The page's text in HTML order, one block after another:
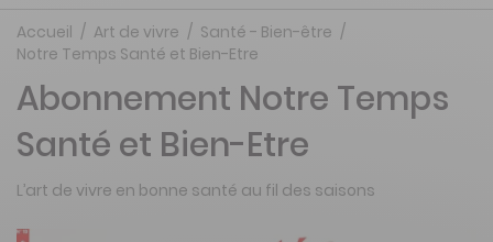
Accueil Art de vivre
Santé - Bien-être
Notre Temps Santé et Bien-Etre
Abonnement Notre Temps
Santé et Bien-Etre
L’art de vivre en bonne santé au fil des saisons